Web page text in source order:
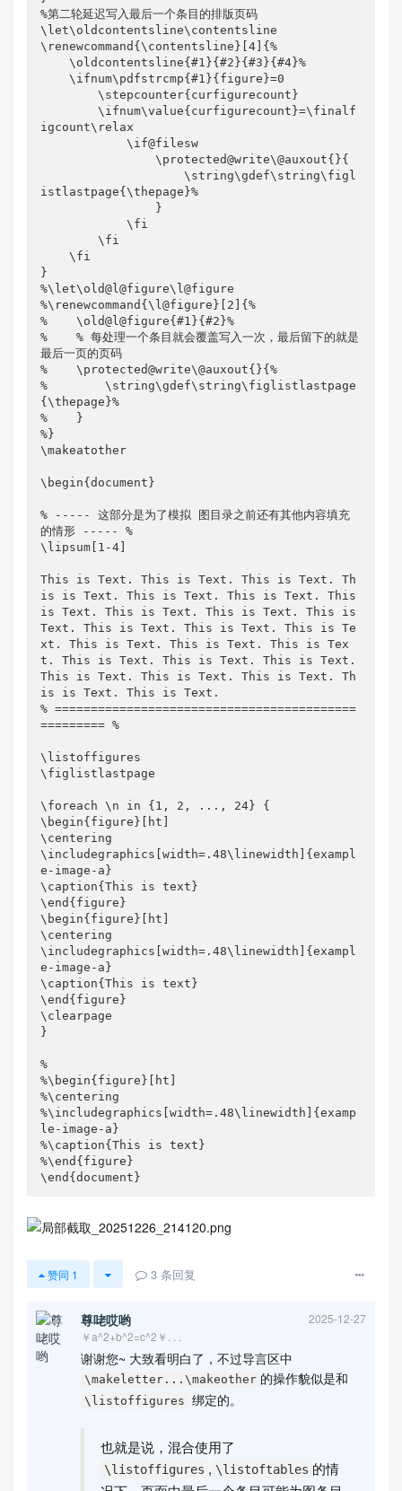
%第二轮延迟写入最后一个条目的排版页码
\let\oldcontentsline\contentsline
\renewcommand{\contentsline}[4]{%
    \oldcontentsline{#1}{#2}{#3}{#4}%
    \ifnum\pdfstrcmp{#1}{figure}=0
        \stepcounter{curfigurecount}
        \ifnum\value{curfigurecount}=\finalf
igcount\relax
            \if@filesw
                \protected@write\@auxout{}{
                    \string\gdef\string\figl
istlastpage{\thepage}%
            \fi
        \fi
    \fi
}
%\let\old@l@figure\l@figure
%\renewcommand{\l@figure}[2]{%
%    \old@l@figure{#1}{#2}%
%    % 每处理一个条目就会覆盖写入一次，最后留下的就是
最后一页的页码
%    \protected@write\@auxout{}{%
%        \string\gdef\string\figlistlastpage
{\thepage}%
%    }
%}
\makeatother
\begin{document}
% ----- 这部分是为了模拟 图目录之前还有其他内容填充
的情形 ----- %
\lipsum[1-4]
This is Text. This is Text. This is Text. Th
is is Text. This is Text. This is Text. This
is Text. This is Text. This is Text. This is
Text. This is Text. This is Text. This is Te
xt. This is Text. This is Text. This is Tex
t. This is Text. This is Text. This is Text.
This is Text. This is Text. This is Text. Th
is is Text. This is Text.
% ==========================================
========= %
\listoffigures
\figlistlastpage
\foreach \n in {1, 2, ..., 24} {
\begin{figure}[ht]
\centering
\includegraphics[width=.48\linewidth]{exampl
e-image-a}
\caption{This is text}
\end{figure}
\begin{figure}[ht]
\centering
\includegraphics[width=.48\linewidth]{exampl
e-image-a}
\caption{This is text}
\end{figure}
\clearpage
}
%
%\begin{figure}[ht]
%\centering
%\includegraphics[width=.48\linewidth]{examp
le-image-a}
%\caption{This is text}
%\end{figure}
\end{document}
赞同 1 3 条回复
尊咾哎哟
2025-12-27
￥a^2+b^2=c^2￥. . .
谢谢您~ 大致看明白了，不过导言区中
\makeletter...\makeother 的操作貌似是和
\listoffigures 绑定的。
也就是说，混合使用了
\listoffigures , \listoftables 的情